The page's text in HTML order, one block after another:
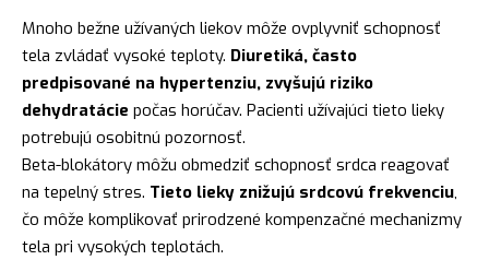
Mnoho bežne užívaných liekov môže ovplyvniť schopnosť
tela zvládať vysoké teploty. Diuretiká, často
predpisované na hypertenziu, zvyšujú riziko
dehydratácie počas horúčav. Pacienti užívajúci tieto lieky
potrebujú osobitnú pozornosť.
Beta-blokátory môžu obmedziť schopnosť srdca reagovať
na tepelný stres. Tieto lieky znižujú srdcovú frekvenciu,
čo môže komplikovať prirodzené kompenzačné mechanizmy
tela pri vysokých teplotách.